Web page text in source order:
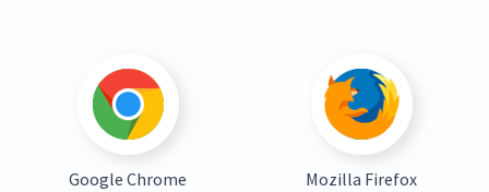
Google Chrome Mozilla Firefox